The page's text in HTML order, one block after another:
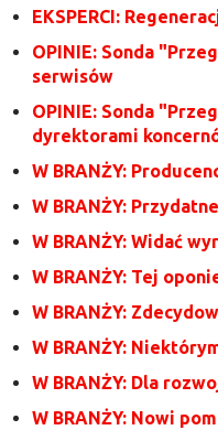
EKSPERCI:
OPINIE: Sonda
serwisów
OPINIE: Sonda
dyrektorami
W BRANŻY:
W BRANŻY:
W BRANŻY: Widać
W BRANŻY: Tej
W BRANŻY:
W BRANŻY:
W BRANŻY: Dla
W BRANŻY: Nowi